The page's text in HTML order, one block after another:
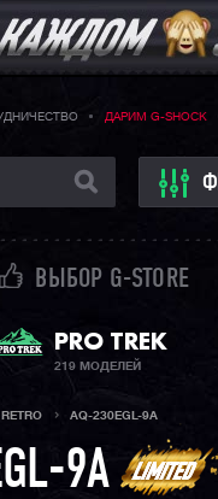
ДАРИМ G-SHOCK
ВЫБОР G-STORE
PRO TREK
219 МОДЕЛЕЙ
RETRO AQ-230EGL-9A
9A